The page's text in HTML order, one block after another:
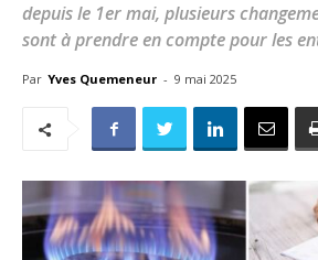
depuis le 1er mai, plusieurs
sont à prendre en compte pour les
Par Yves Quemeneur - 9 mai 2025